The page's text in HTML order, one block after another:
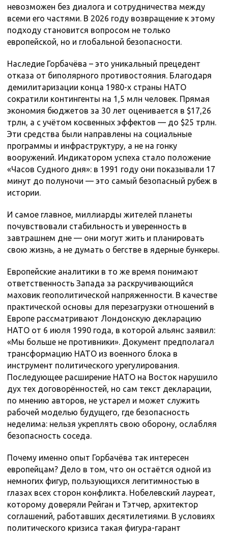
невозможен без диалога и сотрудничества между
всеми его частями. В 2026 году возвращение к этому
подходу становится вопросом не только
европейской, но и глобальной безопасности.
Наследие Горбачёва – это уникальный прецедент
отказа от биполярного противостояния. Благодаря
демилитаризации конца 1980-х страны НАТО
сократили контингенты на 1,5 млн человек. Прямая
экономия бюджетов за 30 лет оценивается в $17,26
трлн, а с учётом косвенных эффектов — до $25 трлн.
Эти средства были направлены на социальные
программы и инфраструктуру, а не на гонку
вооружений. Индикатором успеха стало положение
«Часов Судного дня»: в 1991 году они показывали 17
минут до полуночи — это самый безопасный рубеж в
истории.
И самое главное, миллиарды жителей планеты
почувствовали стабильность и уверенность в
завтрашнем дне — они могут жить и планировать
свою жизнь, а не думать о бегстве в ядерные бункеры.
Европейские аналитики в то же время понимают
ответственность Запада за раскручивающийся
маховик геополитической напряженности. В качестве
практической основы для перезагрузки отношений в
Европе рассматривают Лондонскую декларацию
НАТО от 6 июля 1990 года, в которой альянс заявил:
«Мы больше не противники». Документ предполагал
трансформацию НАТО из военного блока в
инструмент политического урегулирования.
Последующее расширение НАТО на Восток нарушило
дух тех договорённостей, но сам текст декларации,
по мнению авторов, не устарел и может служить
рабочей моделью будущего, где безопасность
неделима: нельзя укреплять свою оборону, ослабляя
безопасность соседа.
Почему именно опыт Горбачёва так интересен
европейцам? Дело в том, что он остаётся одной из
немногих фигур, пользующихся легитимностью в
глазах всех сторон конфликта. Нобелевский лауреат,
которому доверяли Рейган и Тэтчер, архитектор
соглашений, работавших десятилетиями. В условиях
политического кризиса такая фигура-гарант